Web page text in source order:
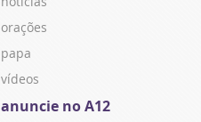
orações
papa
vídeos
anuncie no A12